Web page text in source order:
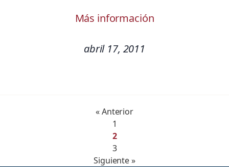
Más información
abril 17, 2011
« Anterior
1
2
3
Siguiente »